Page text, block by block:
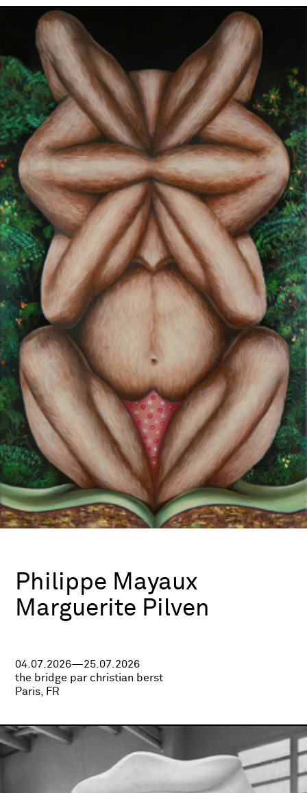
Philippe Mayaux
Marguerite Pilven
04.07.2026—25.07.2026
the bridge par christian berst
Paris, FR